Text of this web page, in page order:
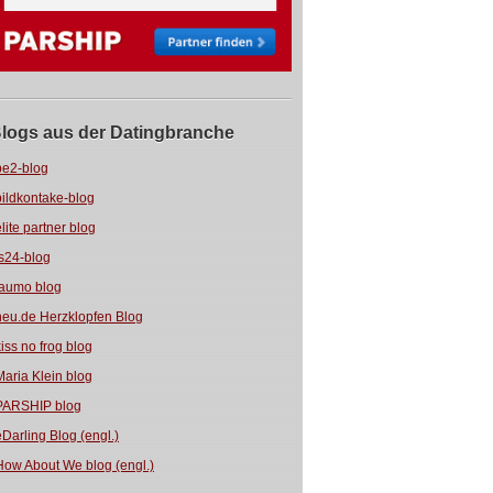
aus der Datingbranche
blog
blog
partner blog
blog
blog
Herzklopfen Blog
no frog blog
Klein blog
blog
Blog (engl.)
About We blog (engl.)